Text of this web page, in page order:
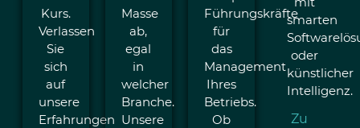
Kurs.
Verlassen
Sie
sich
auf
unsere
Erfahrungen
Masse
ab,
egal
in
welcher
Branche.
Unsere
Führungskräfte
für
das
Management
Ihres
Betriebs.
Ob
smarten
oder
künstlicher
Intelligenz.
Zu